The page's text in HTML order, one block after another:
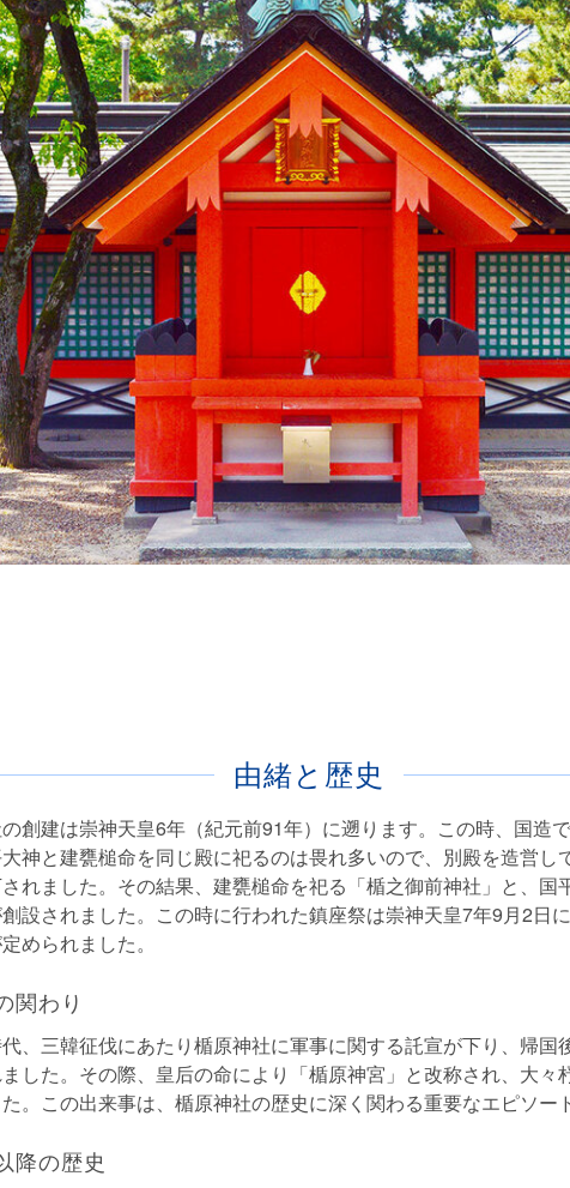
由緒と歴史
創建は崇神天皇6年（紀元前91年）に遡ります。この時、国造
神と建甕槌命を同じ殿に祀るのは畏れ多いので、別殿を造営し
れました。その結果、建甕槌命を祀る「楯之御前神社」と、国
設されました。この時に行われた鎮座祭は崇神天皇7年9月2日
められました。
関わり
、三韓征伐にあたり楯原神社に軍事に関する託宣が下り、帰国
した。その際、皇后の命により「楯原神宮」と改称され、大々
。この出来事は、楯原神社の歴史に深く関わる重要なエピソー
降の歴史